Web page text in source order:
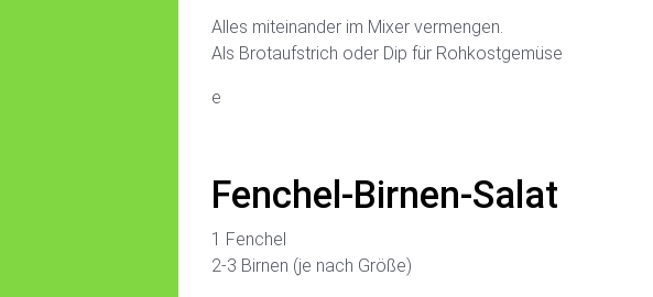
Alles miteinander im Mixer vermengen.
Als Brotaufstrich oder Dip für Rohkostgemüse
e
Fenchel-Birnen-Salat
1 Fenchel
2-3 Birnen (je nach Größe)